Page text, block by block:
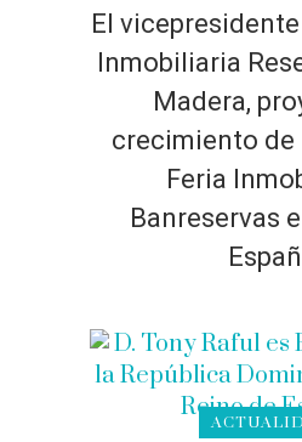
El
Inmobiliaria
Madera,
crecimiento de
Feria
Banreservas